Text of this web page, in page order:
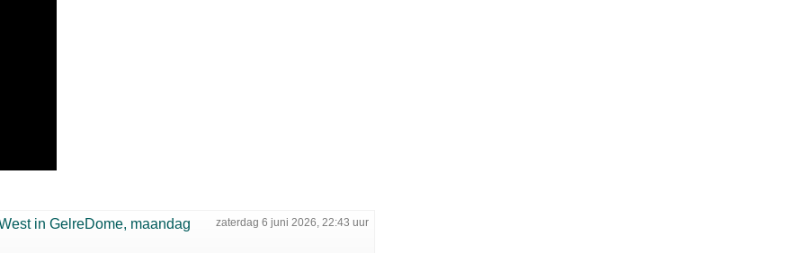
zaterdag 6 juni 2026, 22:43 uur
in GelreDome, maandag